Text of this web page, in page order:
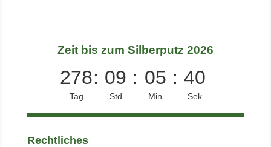
Zeit bis zum Silberputz 2026
278
Tag
: 09
Std
: 05
Min
: 39
Sek
Rechtliches